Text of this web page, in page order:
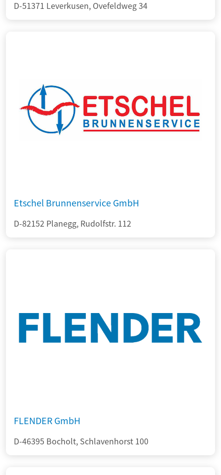
D-51371 Leverkusen, Ovefeldweg 34
Etschel Brunnenservice GmbH
D-82152 Planegg, Rudolfstr. 112
FLENDER GmbH
D-46395 Bocholt, Schlavenhorst 100